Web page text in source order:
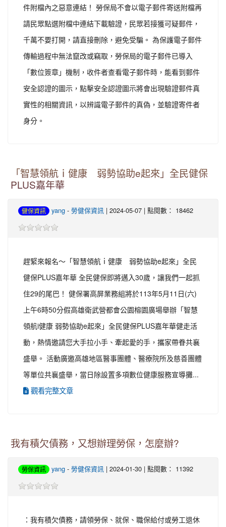
件附檔內之惡意連結！ 勞保局不會以電子郵件寄送附檔再
請民眾點選附檔中連結下載驗證，民眾若接獲可疑郵件，
千萬不要打開，請直接刪除，避免受騙。 為保護電子郵件
傳輸過程中無法竄改或竊取，勞保局的電子郵件已導入
「數位簽章」機制，收件者查看電子郵件時，能看到郵件
安全認證的圖示，點擊安全認證圖示將會出現驗證郵件真
實性的相關資訊，以辨識電子郵件的真偽，並驗證寄件者
身分。
「智慧領航ｉ健康 弱勢協助e起來」全民健保
PLUS嘉年華
健保資訊 yang - 勞健保資訊 | 2024-05-07 | 點閱數： 18462
趕緊來報名～「智慧領航ｉ健康 弱勢協助e起來」全民
健保PLUS嘉年華 全民健保即將邁入30歲，讓我們一起抓
住29的尾巴！ 健保署高屏業務組將於113年5月11日(六)
上午6時50分假高雄衛武營都會公園榕園廣場舉辦「智慧
領航i健康 弱勢協助e起來」全民健保PLUS嘉年華健走活
動，熱情邀請您大手拉小手、牽起愛的手，攜家帶眷共襄
盛舉。 活動廣邀高雄地區醫事團體、醫療院所及慈善團體
等單位共襄盛舉，當日除設置多項數位健康服務宣導攤...
觀看完整文章
我有積欠債務，又想辦理勞保，怎麼辦?
勞保資訊 yang - 勞健保資訊 | 2024-01-30 | 點閱數： 11392
：我有積欠債務，請領勞保、就保、職保給付或勞工退休